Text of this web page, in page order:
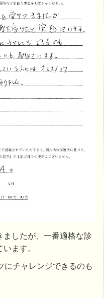
したが、一番適格な診
ます。
にチャレンジできるのも